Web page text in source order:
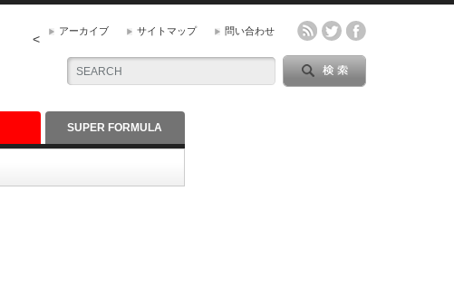
アーカイブ サイトマップ 問い合わせ
<
SUPER FORMULA